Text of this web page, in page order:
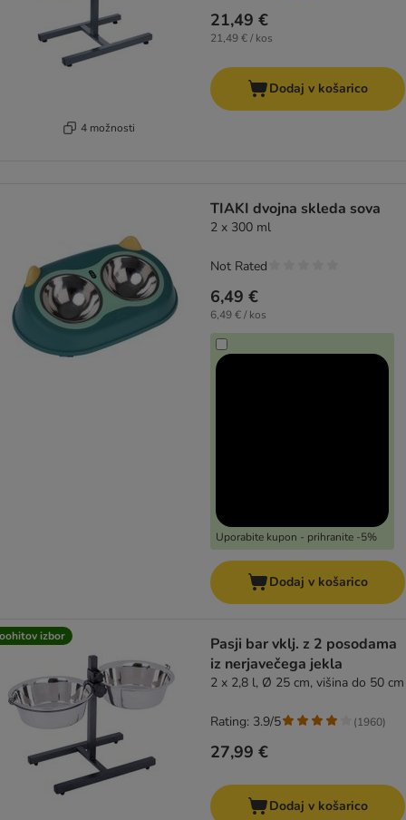
4 možnosti
21,49 €
21,49 € / kos
Dodaj v košarico
TIAKI dvojna skleda sova
2 x 300 ml
6,49 €
6,49 € / kos
Uporabite kupon - prihranite -5%
Not Rated
Dodaj v košarico
izbor
Pasji bar vklj. z 2 posodama
iz nerjavečega jekla
2 x 2,8 l, Ø 25 cm, višina do 50 cm
27,99 €
Rating: 3.9/5 (1960)
Dodaj v košarico